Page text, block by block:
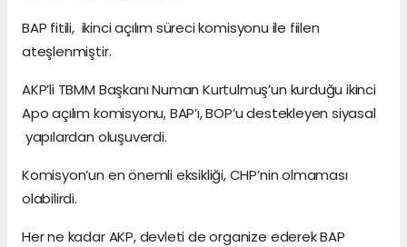
BAP fitili, ikinci açılım süreci komisyonu ile fiilen
ateşlenmiştir.
AKP’li TBMM Başkanı Numan Kurtulmuş’un kurduğu ikinci
Apo açılım komisyonu, BAP’ı, BOP’u destekleyen siyasal
yapılardan oluşuverdi.
Komisyon’un en önemli eksikliği, CHP’nin olmaması
olabilirdi.
Her ne kadar AKP, devleti de organize ederek BAP